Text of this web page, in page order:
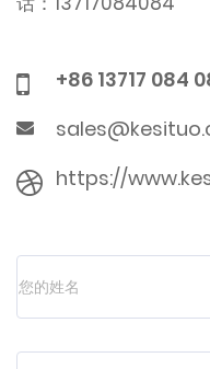
+86 13717 084
https://